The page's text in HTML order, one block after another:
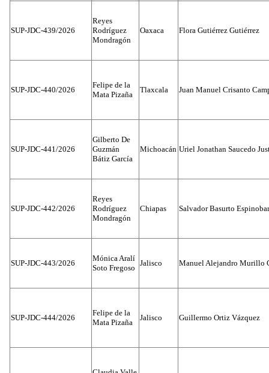
SUP-JDC-439/2026
Reyes
Rodríguez
Mondragón
Oaxaca Flora Gutiérrez Gutiérrez
SUP-JDC-440/2026
Felipe de la
Mata Pizaña
Tlaxcala Juan Manuel Crisanto
SUP-JDC-441/2026
Gilberto De
Guzmán
Bátiz García
Michoacán Uriel Jonathan Saucedo
SUP-JDC-442/2026
Reyes
Rodríguez
Mondragón
Chiapas Salvador Basurto
SUP-JDC-443/2026
Mónica Aralí
Soto Fregoso
Jalisco Manuel Alejandro Murillo
SUP-JDC-444/2026
Felipe de la
Mata Pizaña
Jalisco Guillermo Ortiz Vázquez